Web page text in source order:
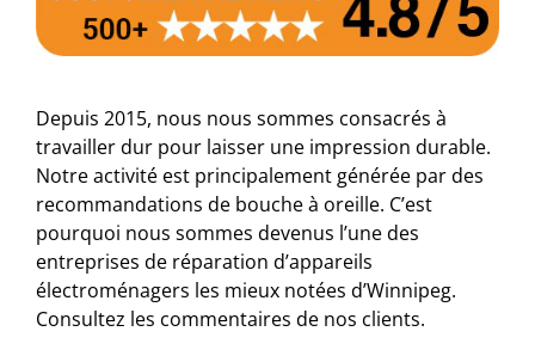
Depuis 2015, nous nous sommes consacrés à
travailler dur pour laisser une impression durable.
Notre activité est principalement générée par des
recommandations de bouche à oreille. C’est
pourquoi nous sommes devenus l’une des
entreprises de réparation d’appareils
électroménagers les mieux notées d’Winnipeg.
Consultez les commentaires de nos clients.